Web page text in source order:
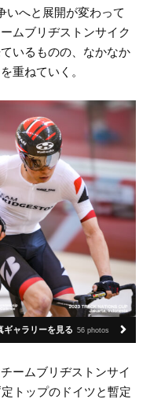
いへと展開が変わって
ムブリヂストンサイク
いるものの、なかなか
重ねていく。
ギャラリーを見る 56 photos
ームブリヂストンサイ
トップのドイツと暫定